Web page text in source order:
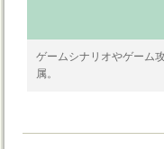
ゲームシナリオやゲーム
属。